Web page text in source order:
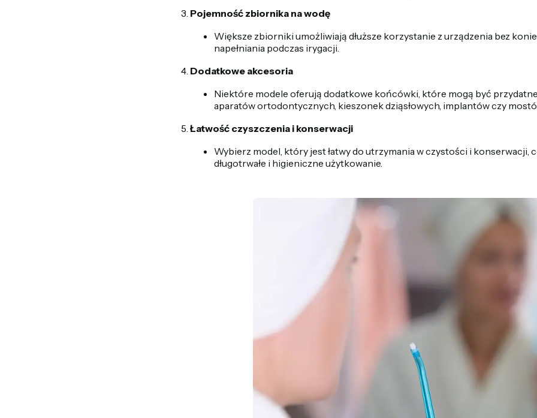
Pojemność zbiornika na wodę
Większe zbiorniki umożliwiają dłuższe korzystanie z urządzenia bez
napełniania podczas irygacji.
Dodatkowe akcesoria
Niektóre modele oferują dodatkowe końcówki, które mogą być
aparatów ortodontycznych, kieszonek dziąsłowych, implantów czy
Łatwość czyszczenia i konserwacji
Wybierz model, który jest łatwy do utrzymania w czystości i konserwacji,
długotrwałe i higieniczne użytkowanie.